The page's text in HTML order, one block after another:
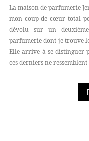
La maison de parfumerie
mon coup de cœur total
dévolu sur un
parfumerie dont je trouve
Elle arrive à se distinguer
ces derniers ne